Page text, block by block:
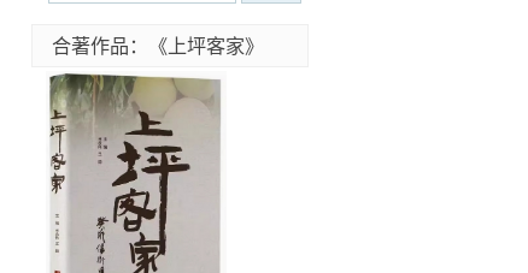
合著作品：《上坪客家》